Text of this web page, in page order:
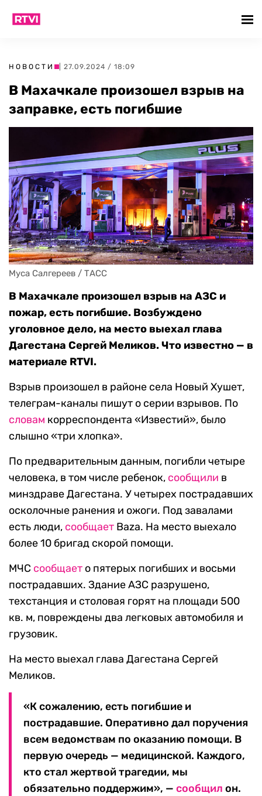
НОВОСТИ | 27.09.2024 / 18:09
В Махачкале произошел взрыв на
заправке, есть погибшие
Муса Салгереев / ТАСС
В Махачкале произошел взрыв на АЗС и
пожар, есть погибшие. Возбуждено
уголовное дело, на место выехал глава
Дагестана Сергей Меликов. Что известно — в
материале RTVI.
Взрыв произошел в районе села Новый Хушет,
телеграм-каналы пишут о серии взрывов. По
словам корреспондента «Известий», было
слышно «три хлопка».
По предварительным данным, погибли четыре
человека, в том числе ребенок, сообщили в
минздраве Дагестана. У четырех пострадавших
осколочные ранения и ожоги. Под завалами
есть люди, сообщает Baza. На место выехало
более 10 бригад скорой помощи.
МЧС сообщает о пятерых погибших и восьми
пострадавших. Здание АЗС разрушено,
техстанция и столовая горят на площади 500
кв. м, повреждены два легковых автомобиля и
грузовик.
На место выехал глава Дагестана Сергей
Меликов.
«К сожалению, есть погибшие и
пострадавшие. Оперативно дал поручения
всем ведомствам по оказанию помощи. В
первую очередь — медицинской. Каждого,
кто стал жертвой трагедии, мы
обязательно поддержим», — сообщил он.